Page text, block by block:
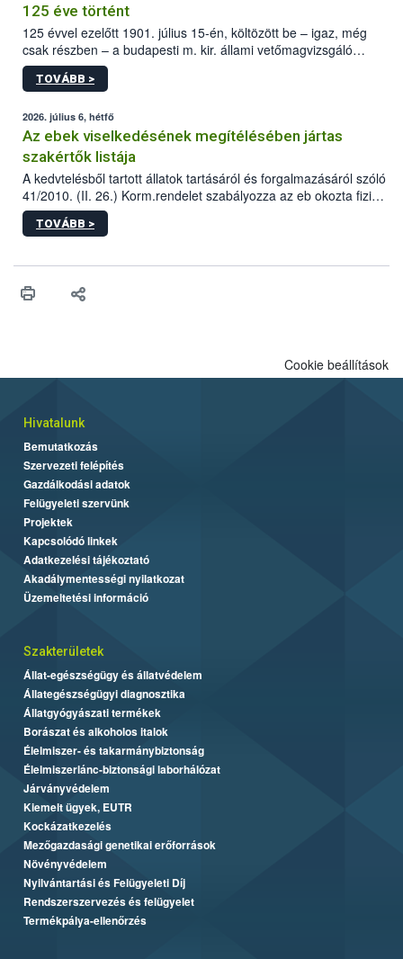
125 éve történt
125 évvel ezelőtt 1901. július 15-én, költözött be – igaz, még
csak részben – a budapesti m. kir. állami vetőmagvizsgáló
állomás a Kis Rókus utca 15. szám alatti, Czigler Győző által
tervezett új épületébe.
TOVÁBB >
2026. július 6, hétfő
Az ebek viselkedésének megítélésében jártas
szakértők listája
A kedvtelésből tartott állatok tartásáról és forgalmazásáról szóló
41/2010. (II. 26.) Korm.rendelet szabályozza az eb okozta fizikai
sérülés, illetve ennek veszélye keletkezésekor felmerülő
hatósági feladatokat, valamint a veszélyes eb tartását és annak
vonni az ebek viselkedésének megítélésében jártas szakértőt.
TOVÁBB >
Cookie beállítások
Hivatalunk
Bemutatkozás
Szervezeti felépítés
Gazdálkodási adatok
Felügyeleti szervünk
Projektek
Kapcsolódó linkek
Adatkezelési tájékoztató
Akadálymentességi nyilatkozat
Üzemeltetési információ
Szakterületek
Állat-egészségügy és állatvédelem
Állategészségügyi diagnosztika
Állatgyógyászati termékek
Borászat és alkoholos italok
Élelmiszer- és takarmánybiztonság
Élelmiszerlánc-biztonsági laborhálózat
Járványvédelem
Kiemelt ügyek, EUTR
Kockázatkezelés
Mezőgazdasági genetikai erőforrások
Növényvédelem
Nyilvántartási és Felügyeleti Díj
Rendszerszervezés és felügyelet
Termékpálya-ellenőrzés